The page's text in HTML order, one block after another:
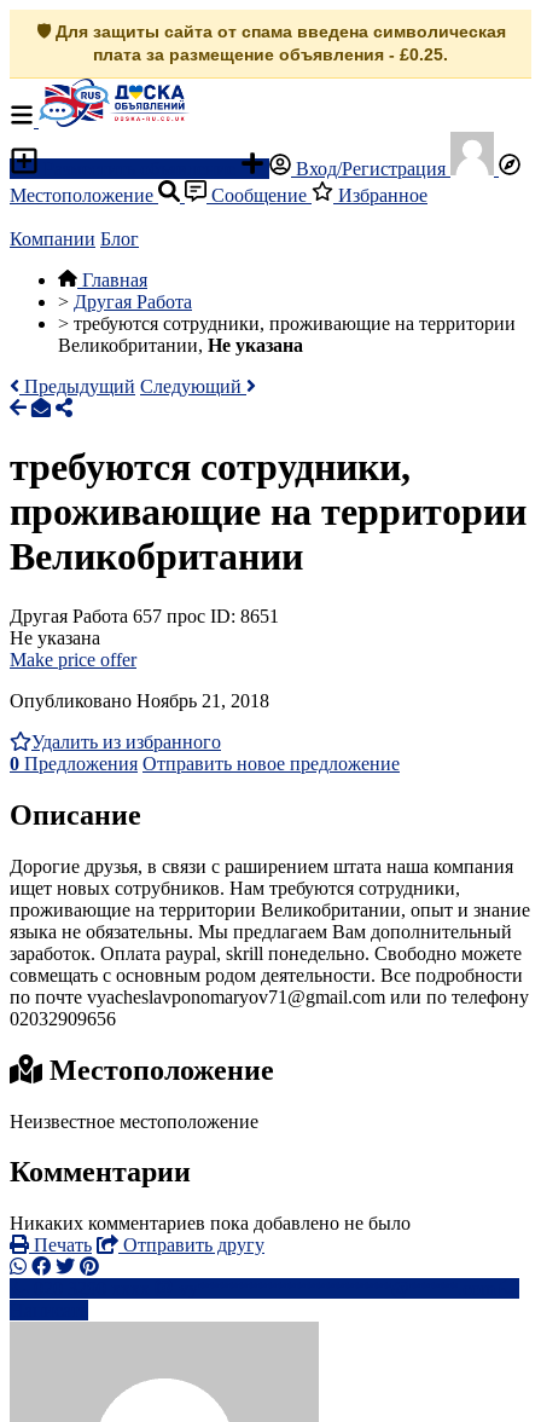
🛡️ Для защиты сайта от спама введена символическая
плата за размещение объявления - £0.25.
Вход/Регистрация
Местоположение
Сообщение Избранное
Компании Блог
Главная
> Другая Работа
> требуются сотрудники, проживающие на территории
Великобритании, Не указана
Предыдущий Следующий
требуются сотрудники,
проживающие на территории
Великобритании
Другая Работа 657 прос ID: 8651
Не указана
Make price offer
Опубликовано Ноябрь 21, 2018
Удалить из избранного
0 Предложения Отправить новое предложение
Описание
Дорогие друзья, в связи с раширением штата наша компания
ищет новых сотрубников. Нам требуются сотрудники,
проживающие на территории Великобритании, опыт и знание
языка не обязательны. Мы предлагаем Вам дополнительный
заработок. Оплата paypal, skrill понедельно. Свободно можете
совмещать с основным родом деятельности. Все подробности
по почте vyacheslavponomaryov71@gmail.com или по телефону
02032909656
Местоположение
Неизвестное местоположение
Комментарии
Никаких комментариев пока добавлено не было
Печать
Отправить другу